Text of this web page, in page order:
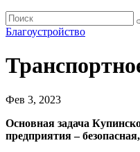
Благоустройство
Фев 3, 2023
Основная задача
предприятия –